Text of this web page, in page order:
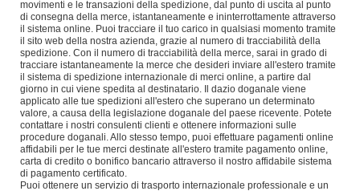
movimenti e le transazioni della spedizione, dal punto di uscita al punto
di consegna della merce, istantaneamente e ininterrottamente attraverso
il sistema online. Puoi tracciare il tuo carico in qualsiasi momento tramite
il sito web della nostra azienda, grazie al numero di tracciabilità della
spedizione. Con il numero di tracciabilità della merce, sarai in grado di
tracciare istantaneamente la merce che desideri inviare all'estero tramite
il sistema di spedizione internazionale di merci online, a partire dal
giorno in cui viene spedita al destinatario. Il dazio doganale viene
applicato alle tue spedizioni all'estero che superano un determinato
valore, a causa della legislazione doganale del paese ricevente. Potete
contattare i nostri consulenti clienti e ottenere informazioni sulle
procedure doganali. Allo stesso tempo, puoi effettuare pagamenti online
affidabili per le tue merci destinate all'estero tramite pagamento online,
carta di credito o bonifico bancario attraverso il nostro affidabile sistema
di pagamento certificato.
Puoi ottenere un servizio di trasporto internazionale professionale e un